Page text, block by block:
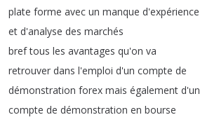
plate forme avec un manque d'expérience
et d'analyse des marchés
bref tous les avantages qu'on va
retrouver dans l'emploi d'un compte de
démonstration forex mais également d'un
compte de démonstration en bourse